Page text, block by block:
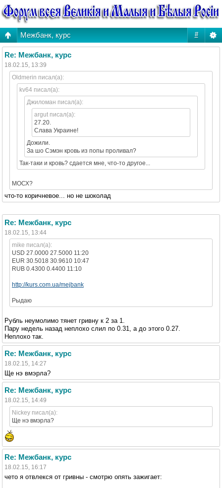
#
Межбанк, курс
Re: Межбанк, курс
18.02.15, 13:39
Oldmerin писал(а):
kv64 писал(а):
Джиломан писал(а):
argut писал(а):
27.20.
Слава Украине!
Дожили.
За шо Сэмэн кровь из попы проливал?
Так-таки и кровь? сдается мне, что-то другое...
МОСХ?
что-то коричневое... но не шоколад
Re: Межбанк, курс
18.02.15, 13:44
mike писал(а):
USD 27.0000 27.5000 11:20
EUR 30.5018 30.9610 10:47
RUB 0.4300 0.4400 11:10
http://kurs.com.ua/mejbank
Рыдаю
Рубль неумолимо тянет гривну к 2 за 1.
Пару недель назад неплохо слил по 0.31, а до этого 0.27.
Неплохо так.
Re: Межбанк, курс
18.02.15, 14:27
Ще нэ вмэрла?
Re: Межбанк, курс
18.02.15, 14:49
Nickey писал(а):
Ще нэ вмэрла?
Re: Межбанк, курс
18.02.15, 16:17
чето я отвлекся от гривны - смотрю опять зажигает: